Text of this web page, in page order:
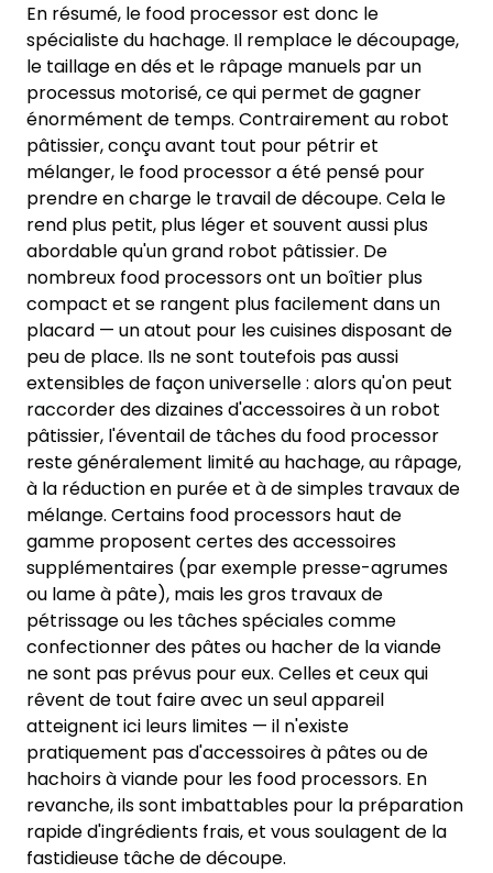
En résumé, le food processor est donc le
spécialiste du hachage. Il remplace le découpage,
le taillage en dés et le râpage manuels par un
processus motorisé, ce qui permet de gagner
énormément de temps. Contrairement au robot
pâtissier, conçu avant tout pour pétrir et
mélanger, le food processor a été pensé pour
prendre en charge le travail de découpe. Cela le
rend plus petit, plus léger et souvent aussi plus
abordable qu'un grand robot pâtissier. De
nombreux food processors ont un boîtier plus
compact et se rangent plus facilement dans un
placard — un atout pour les cuisines disposant de
peu de place. Ils ne sont toutefois pas aussi
extensibles de façon universelle : alors qu'on peut
raccorder des dizaines d'accessoires à un robot
pâtissier, l'éventail de tâches du food processor
reste généralement limité au hachage, au râpage,
à la réduction en purée et à de simples travaux de
mélange. Certains food processors haut de
gamme proposent certes des accessoires
supplémentaires (par exemple presse-agrumes
ou lame à pâte), mais les gros travaux de
pétrissage ou les tâches spéciales comme
confectionner des pâtes ou hacher de la viande
ne sont pas prévus pour eux. Celles et ceux qui
rêvent de tout faire avec un seul appareil
atteignent ici leurs limites — il n'existe
pratiquement pas d'accessoires à pâtes ou de
hachoirs à viande pour les food processors. En
revanche, ils sont imbattables pour la préparation
rapide d'ingrédients frais, et vous soulagent de la
fastidieuse tâche de découpe.